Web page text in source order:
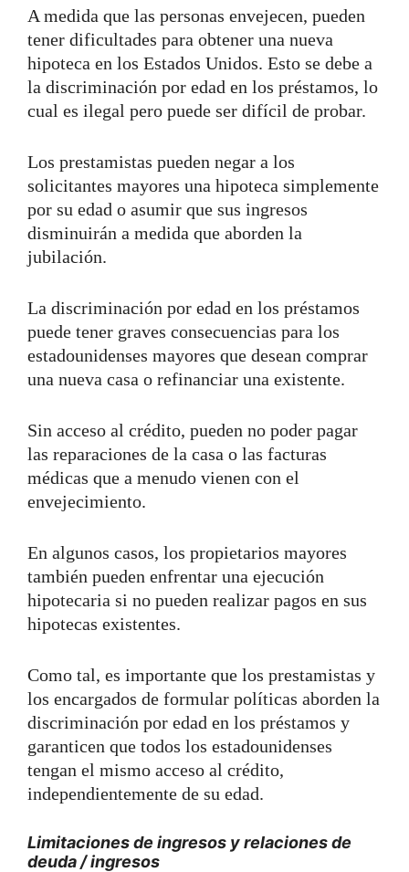
A medida que las personas envejecen, pueden
tener dificultades para obtener una nueva
hipoteca en los Estados Unidos. Esto se debe a
la discriminación por edad en los préstamos, lo
cual es ilegal pero puede ser difícil de probar.
Los prestamistas pueden negar a los
solicitantes mayores una hipoteca simplemente
por su edad o asumir que sus ingresos
disminuirán a medida que aborden la
jubilación.
La discriminación por edad en los préstamos
puede tener graves consecuencias para los
estadounidenses mayores que desean comprar
una nueva casa o refinanciar una existente.
Sin acceso al crédito, pueden no poder pagar
las reparaciones de la casa o las facturas
médicas que a menudo vienen con el
envejecimiento.
En algunos casos, los propietarios mayores
también pueden enfrentar una ejecución
hipotecaria si no pueden realizar pagos en sus
hipotecas existentes.
Como tal, es importante que los prestamistas y
los encargados de formular políticas aborden la
discriminación por edad en los préstamos y
garanticen que todos los estadounidenses
tengan el mismo acceso al crédito,
independientemente de su edad.
Limitaciones de ingresos y relaciones de
deuda / ingresos